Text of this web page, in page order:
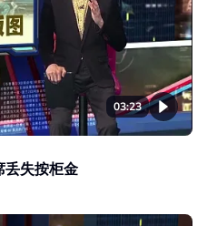
03:23
丢失按柜金